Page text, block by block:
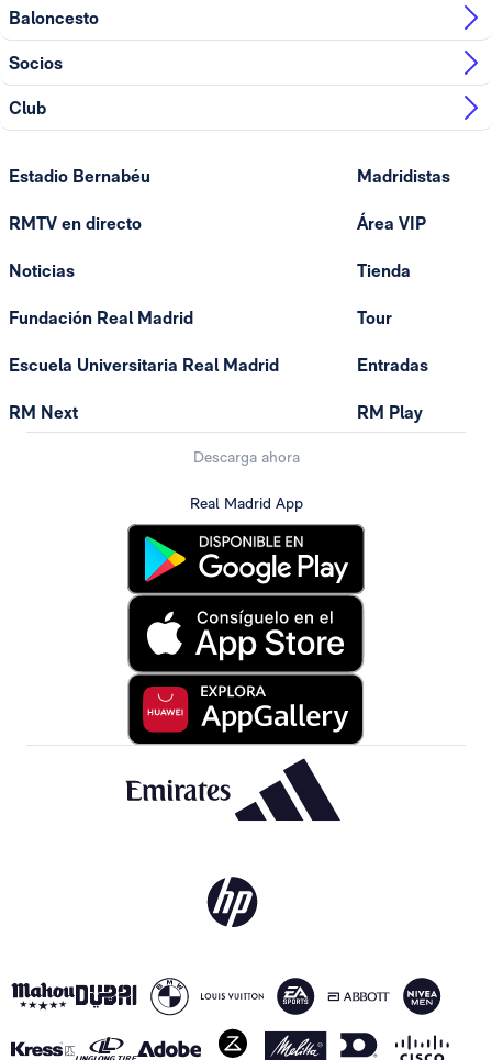
Baloncesto
Socios
Club
Estadio Bernabéu
RMTV en directo
Noticias
Fundación Real Madrid
Escuela Universitaria Real Madrid
RM Next
Madridistas
Área VIP
Tienda
Tour
Entradas
RM Play
Descarga ahora
Real Madrid App